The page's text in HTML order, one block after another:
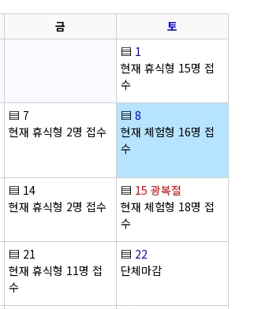
금
토
▤ 1
현재 휴식형 15명 접
수
▤ 7
현재 휴식형 2명 접수
▤ 8
현재 체험형 16명 접
수
▤ 14
현재 휴식형 2명 접수
▤ 15 광복절
현재 체험형 18명 접
수
▤ 21
현재 휴식형 11명 접
수
▤ 22
단체마감